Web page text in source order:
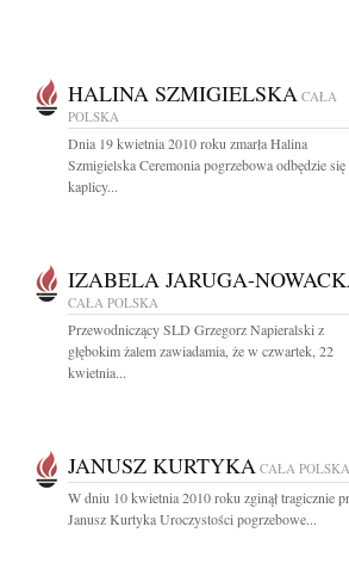
HALINA SZMIGIELSKA CAŁA
POLSKA
Dnia 19 kwietnia 2010 roku zmarła Halina
Szmigielska Ceremonia pogrzebowa odbędzie się
kaplicy...
IZABELA JARUGA-
CAŁA POLSKA
Przewodniczący SLD Grzegorz Napieralski z
głębokim żalem zawiadamia, że w czwartek, 22
kwietnia...
JANUSZ KURTYKA CAŁA POLSKA
W dniu 10 kwietnia 2010 roku zginął tragicznie
Janusz Kurtyka Uroczystości pogrzebowe...